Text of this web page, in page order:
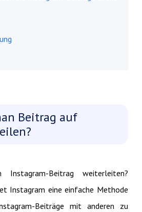
Beitrag auf
Beitrag weiterleiten?
Instagram eine einfache Methode
Beiträge mit anderen zu